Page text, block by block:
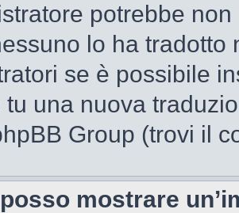
potrebbe
lo ha
se è possibile
tu una nuova
Group (trovi il
mostrare